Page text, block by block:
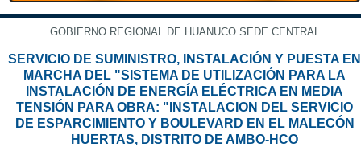
GOBIERNO REGIONAL DE HUANUCO SEDE CENTRAL
SERVICIO DE SUMINISTRO, INSTALACIÓN Y PUESTA EN
MARCHA DEL "SISTEMA DE UTILIZACIÓN PARA LA
INSTALACIÓN DE ENERGÍA ELÉCTRICA EN MEDIA
TENSIÓN PARA OBRA: "INSTALACION DEL SERVICIO
DE ESPARCIMIENTO Y BOULEVARD EN EL MALECÓN
HUERTAS, DISTRITO DE AMBO-HCO